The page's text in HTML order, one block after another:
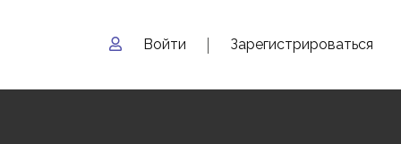
Войти Зарегистрироваться